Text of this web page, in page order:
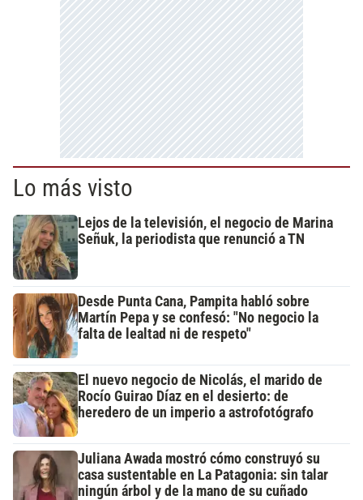
Lo más visto
Lejos de la televisión, el negocio de Marina
Señuk, la periodista que renunció a TN
Desde Punta Cana, Pampita habló sobre
Martín Pepa y se confesó: "No negocio la
falta de lealtad ni de respeto"
El nuevo negocio de Nicolás, el marido de
Rocío Guirao Díaz en el desierto: de
heredero de un imperio a astrofotógrafo
Juliana Awada mostró cómo construyó su
casa sustentable en La Patagonia: sin talar
ningún árbol y de la mano de su cuñado